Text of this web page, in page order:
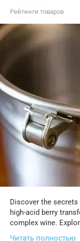
Рейтинги товаров
Discover the
high-acid berry
complex wine.
Читать полностью